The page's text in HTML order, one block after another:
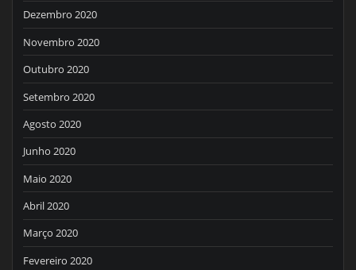
Dezembro 2020
Novembro 2020
Outubro 2020
Setembro 2020
Agosto 2020
Junho 2020
Maio 2020
Abril 2020
Março 2020
Fevereiro 2020